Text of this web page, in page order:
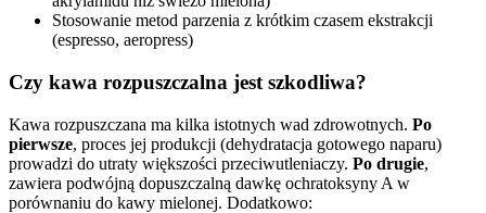
Stosowanie metod parzenia z krótkim czasem ekstrakcji
(espresso, aeropress)
Czy kawa rozpuszczalna jest szkodliwa?
Kawa rozpuszczana ma kilka istotnych wad zdrowotnych. Po
pierwsze, proces jej produkcji (dehydratacja gotowego naparu)
prowadzi do utraty większości przeciwutleniaczy. Po drugie,
zawiera podwójną dopuszczalną dawkę ochratoksyny A w
porównaniu do kawy mielonej. Dodatkowo: